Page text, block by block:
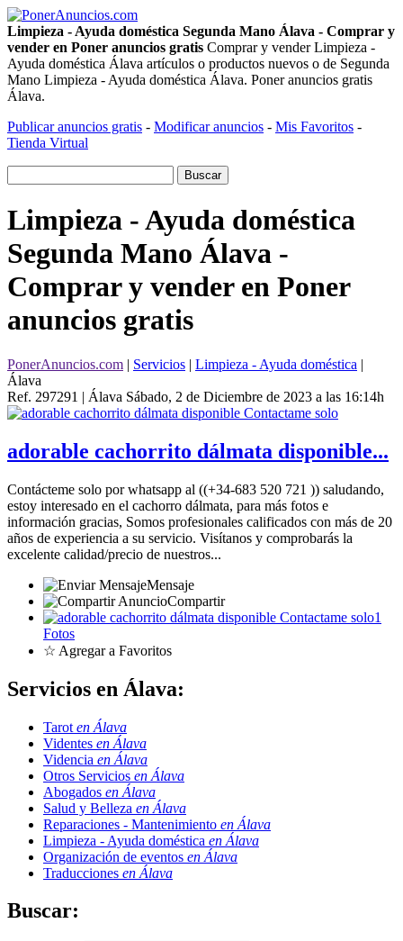
Limpieza - Ayuda doméstica Segunda Mano Álava - Comprar y
vender en Poner anuncios gratis Comprar y vender Limpieza -
Ayuda doméstica Álava artículos o productos nuevos o de Segunda
Mano Limpieza - Ayuda doméstica Álava. Poner anuncios gratis
Álava.
Publicar anuncios gratis - Modificar anuncios - Mis Favoritos -
Tienda Virtual
Limpieza - Ayuda doméstica
Segunda Mano Álava -
Comprar y vender en Poner
anuncios gratis
PonerAnuncios.com | Servicios | Limpieza - Ayuda doméstica |
Álava
Ref. 297291 | Álava Sábado, 2 de Diciembre de 2023 a las 16:14h
adorable cachorrito dálmata disponible...
Contácteme solo por whatsapp al ((+34-683 520 721 )) saludando,
estoy interesado en el cachorro dálmata, para más fotos e
información gracias, Somos profesionales calificados con más de 20
años de experiencia a su servicio. Visítanos y comprobarás la
excelente calidad/precio de nuestros...
Mensaje
Compartir
1
Fotos
☆ Agregar a Favoritos
Servicios en Álava:
Tarot en Álava
Videntes en Álava
Videncia en Álava
Otros Servicios en Álava
Abogados en Álava
Salud y Belleza en Álava
Reparaciones - Mantenimiento en Álava
Limpieza - Ayuda doméstica en Álava
Organización de eventos en Álava
Traducciones en Álava
Buscar: